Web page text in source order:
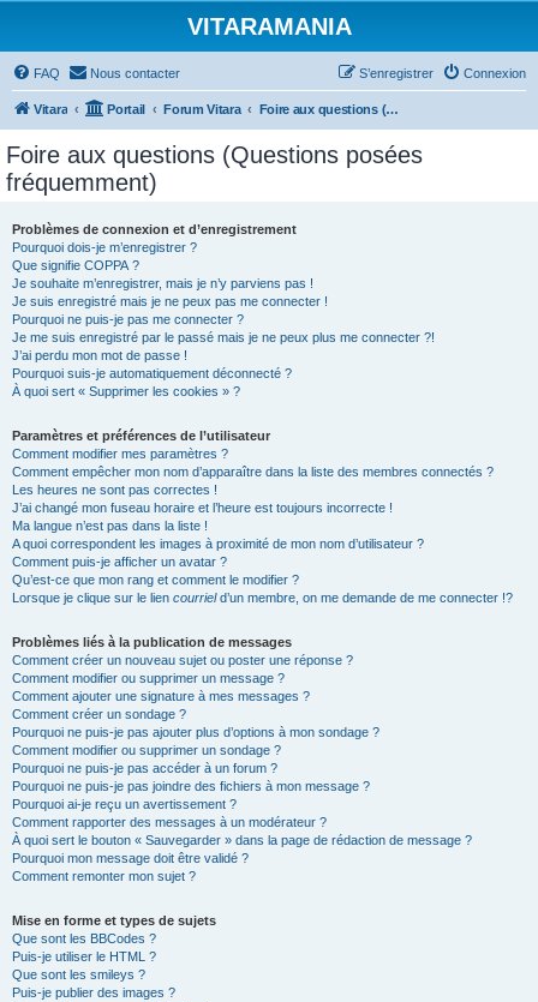
VITARAMANIA
FAQ Nous contacter Connexion
S’enregistrer
Vitara Portail Forum Vitara Foire aux questions (Questions posées fréquemment)
Foire aux questions (Questions posées
fréquemment)
Problèmes de connexion et d’enregistrement
Pourquoi dois-je m’enregistrer ?
Que signifie COPPA ?
Je souhaite m’enregistrer, mais je n’y parviens pas !
Je suis enregistré mais je ne peux pas me connecter !
Pourquoi ne puis-je pas me connecter ?
Je me suis enregistré par le passé mais je ne peux plus me connecter ?!
J’ai perdu mon mot de passe !
Pourquoi suis-je automatiquement déconnecté ?
À quoi sert « Supprimer les cookies » ?
Paramètres et préférences de l’utilisateur
Comment modifier mes paramètres ?
Comment empêcher mon nom d’apparaître dans la liste des membres connectés ?
Les heures ne sont pas correctes !
J’ai changé mon fuseau horaire et l’heure est toujours incorrecte !
Ma langue n’est pas dans la liste !
A quoi correspondent les images à proximité de mon nom d’utilisateur ?
Comment puis-je afficher un avatar ?
Qu’est-ce que mon rang et comment le modifier ?
Lorsque je clique sur le lien courrield’un membre, on me demande de me connecter !?
Problèmes liés à la publication de messages
Comment créer un nouveau sujet ou poster une réponse ?
Comment modifier ou supprimer un message ?
Comment ajouter une signature à mes messages ?
Comment créer un sondage ?
Pourquoi ne puis-je pas ajouter plus d’options à mon sondage ?
Comment modifier ou supprimer un sondage ?
Pourquoi ne puis-je pas accéder à un forum ?
Pourquoi ne puis-je pas joindre des fichiers à mon message ?
Pourquoi ai-je reçu un avertissement ?
Comment rapporter des messages à un modérateur ?
À quoi sert le bouton « Sauvegarder » dans la page de rédaction de message ?
Pourquoi mon message doit être validé ?
Comment remonter mon sujet ?
Mise en forme et types de sujets
Que sont les BBCodes ?
Puis-je utiliser le HTML ?
Que sont les smileys ?
Puis-je publier des images ?